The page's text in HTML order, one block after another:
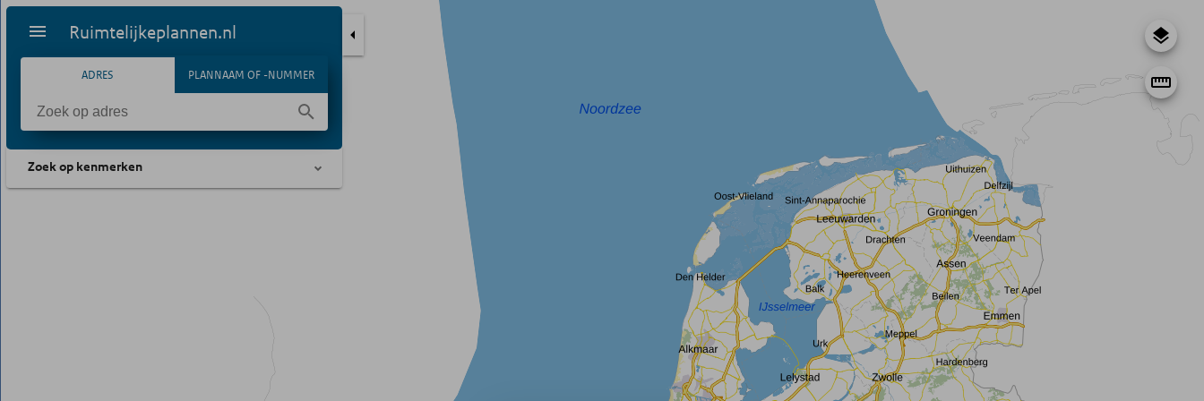
Ruimtelijkeplannen.nl
ADRES PLANNAAM OF -NUMMER
Zoek op kenmerken